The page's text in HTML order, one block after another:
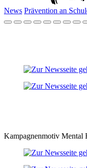
News Prävention an
Kampagnenmotiv Mental